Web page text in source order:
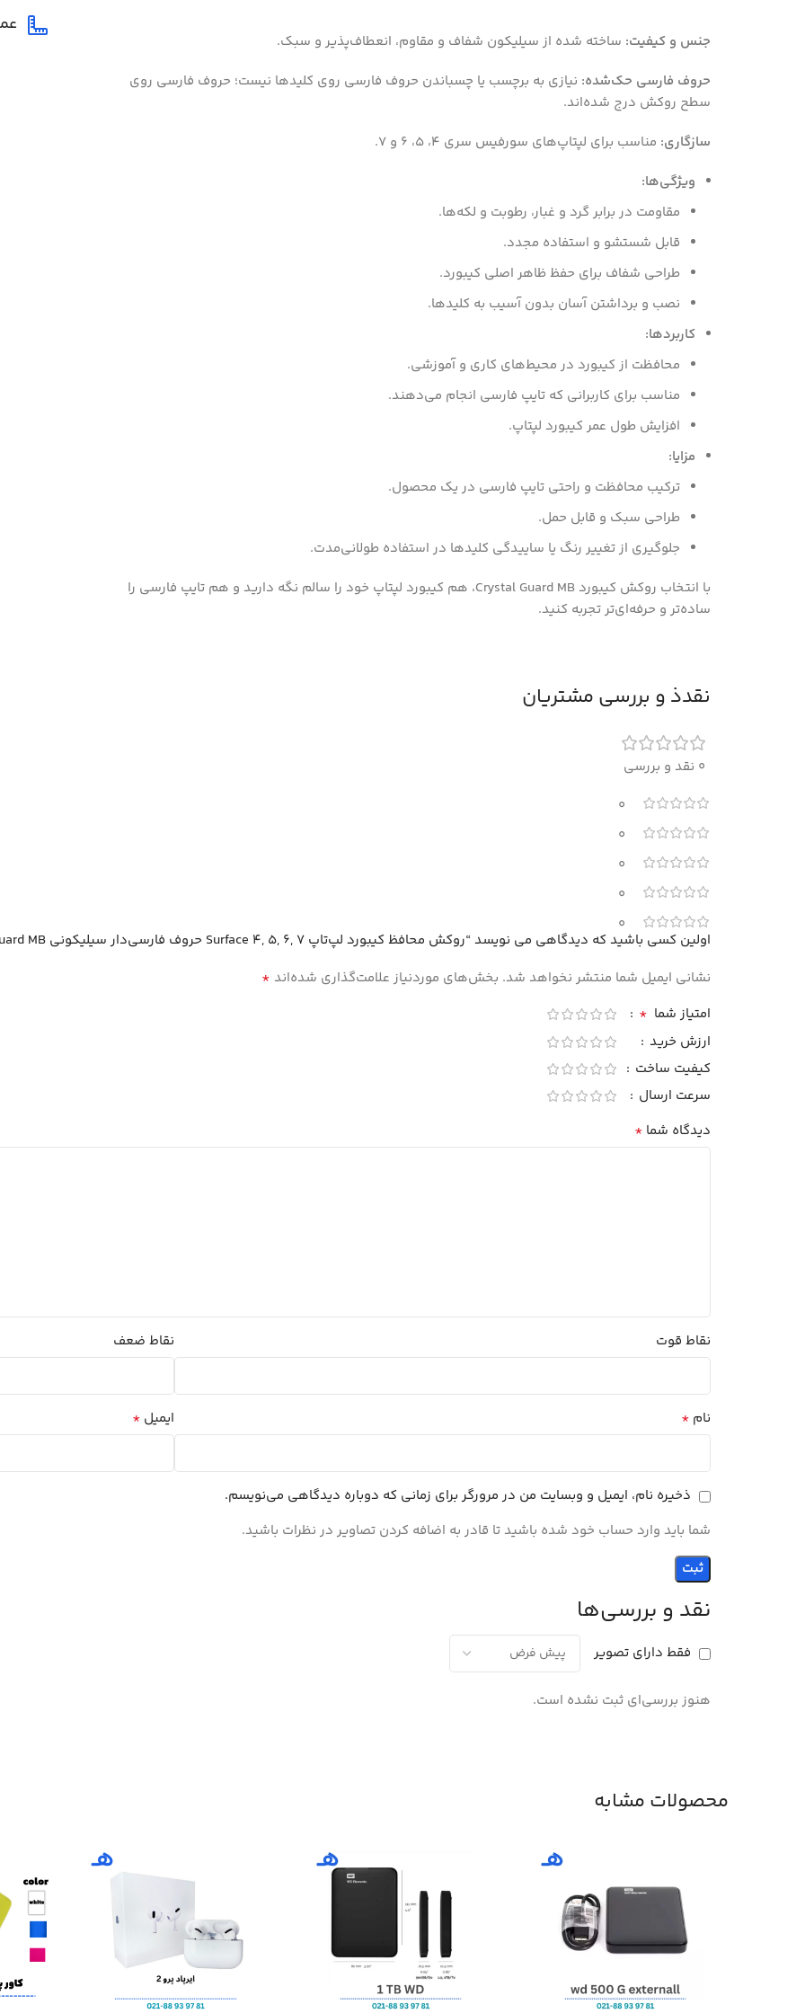
جنس و کیفیت: ساخته شده از سیلیکون شفاف و مقاوم، انعطاف‌پذیر و سبک.
حروف فارسی حک‌شده: نیازی به برچسب یا چسباندن حروف فارسی روی کلیدها نیست؛ حروف فارسی روی
سطح روکش درج شده‌اند.
سازگاری: مناسب برای لپتاپ‌های سورفیس سری 4، 5، 6 و 7.
ویژگی‌ها:
مقاومت در برابر گرد و غبار، رطوبت و لکه‌ها.
قابل شستشو و استفاده مجدد.
طراحی شفاف برای حفظ ظاهر اصلی کیبورد.
نصب و برداشتن آسان بدون آسیب به کلیدها.
کاربردها:
محافظت از کیبورد در محیط‌های کاری و آموزشی.
مناسب برای کاربرانی که تایپ فارسی انجام می‌دهند.
افزایش طول عمر کیبورد لپتاپ.
مزایا:
ترکیب محافظت و راحتی تایپ فارسی در یک محصول.
طراحی سبک و قابل حمل.
جلوگیری از تغییر رنگ یا ساییدگی کلیدها در استفاده طولانی‌مدت.
با انتخاب روکش کیبورد Crystal Guard MB، هم کیبورد لپتاپ خود را سالم نگه دارید و هم تایپ فارسی را
ساده‌تر و حرفه‌ای‌تر تجربه کنید.
نقدذ و بررسی مشتریان
0 نقد و بررسی
0
0
0
0
0
نقد و بررسی‌ها
فقط دارای تصویر
هنوز بررسی‌ای ثبت نشده است.
اولین کسی باشید که دیدگاهی می نویسد “روکش محافظ کیبورد لپ‌تاپ Surface 4, 5, 6, 7 حروف فارسی‌دار سیلیکونی Crystal Guard MB”
نشانی ایمیل شما منتشر نخواهد شد. بخش‌های موردنیاز علامت‌گذاری شده‌اند *
امتیاز شما *
ارزش خرید
کیفیت ساخت
سرعت ارسال
دیدگاه شما *
نقاط قوت نقاط ضعف
نام * ایمیل *
ذخیره نام، ایمیل و وبسایت من در مرورگر برای زمانی که دوباره دیدگاهی می‌نویسم.
شما باید وارد حساب خود شده باشید تا قادر به اضافه کردن تصاویر در نظرات باشید.
محصولات مشابه